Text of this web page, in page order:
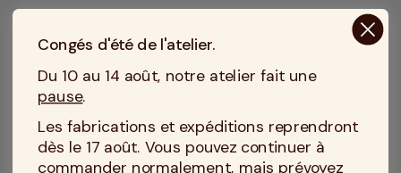
ILS VONT SI BIEN ENSEMBLE...
Congés d'été de l'atelier.
Du 10 au 14 août, notre atelier fait une
pause.
Les fabrications et expéditions reprendront
dès le 17 août. Vous pouvez continuer à
commander normalement, mais prévoyez